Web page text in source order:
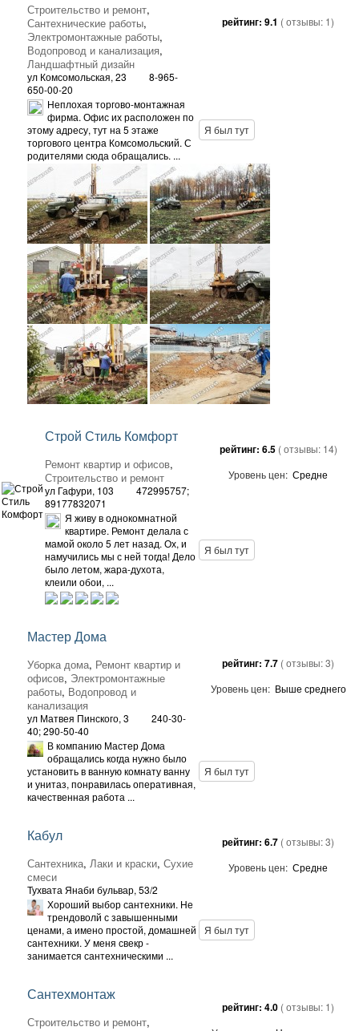
Строительство и ремонт,
Сантехнические работы,
Электромонтажные работы,
Водопровод и канализация,
Ландшафтный дизайн
ул Комсомольская, 23
8-965-
650-00-20
рейтинг: 9.1 ( отзывы: 1)
Неплохая торгово-монтажная
фирма. Офис их расположен по
этому адресу, тут на 5 этаже
торгового центра Комсомольский. С
родителями сюда обращались. ...
Я был тут
Строй Стиль Комфорт
Ремонт квартир и офисов,
Строительство и ремонт
ул Гафури, 103
472995757;
89177832071
рейтинг: 6.5 ( отзывы: 14)
Уровень цен: Средне
Я живу в однокомнатной
квартире. Ремонт делала с
мамой около 5 лет назад. Ох, и
намучились мы с ней тогда! Дело
было летом, жара-духота,
клеили обои, ...
Я был тут
Мастер Дома
Уборка дома, Ремонт квартир и
офисов, Электромонтажные
работы, Водопровод и
канализация
ул Матвея Пинского, 3
240-30-
40; 290-50-40
рейтинг: 7.7 ( отзывы:3)
Уровень цен: Выше среднего
В компанию Мастер Дома
обращались когда нужно было
установить в ванную комнату ванну
и унитаз, понравилась оперативная,
качественная работа ...
Я был тут
Кабул
Сантехника, Лаки и краски, Сухие
смеси
Тухвата Янаби бульвар, 53/2
рейтинг: 6.7 ( отзывы:3)
Уровень цен: Средне
Хороший выбор сантехники. Не
трендоволй с завышенными
ценами, а имено простой, домашней
сантехники. У меня свекр -
занимается сантехническими ...
Я был тут
Сантехмонтаж
Строительство и ремонт,
рейтинг: 4.0 ( отзывы: 1)